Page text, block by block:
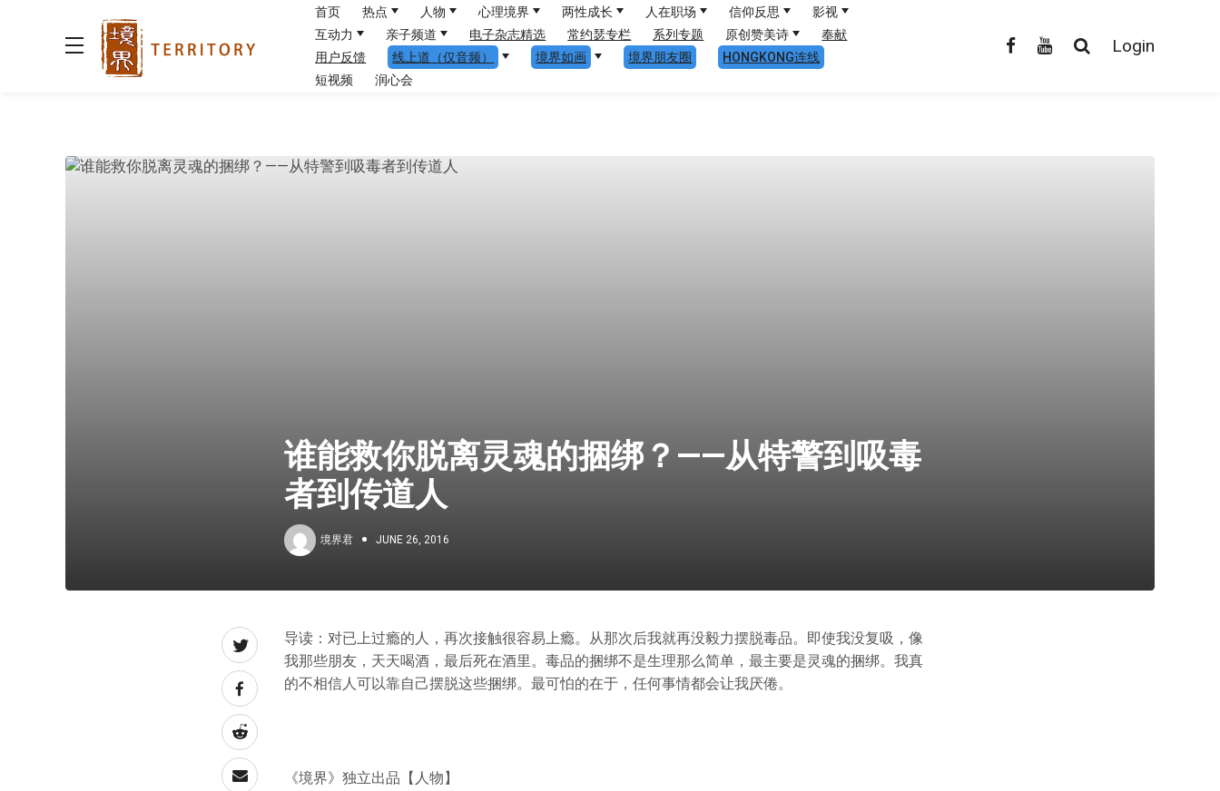
首页 热点 人物 心理境界 两性成长 人在职场 信仰反思
影视
互动力
亲子频道 电子杂志精选 常约瑟专栏 系列专题 原创赞美诗
奉献
用户反馈
线上道（仅音频） 境界如画 境界朋友圈
HONGKONG连线
短视频
润心会
Login
谁能救你脱离灵魂的捆绑？——从特警到吸毒
者到传道人
境界君 JUNE 26, 2016
导读：对已上过瘾的人，再次接触很容易上瘾。从那次后我就再没毅力摆脱毒品。即使我没复吸，像
我那些朋友，天天喝酒，最后死在酒里。毒品的捆绑不是生理那么简单，最主要是灵魂的捆绑。我真
的不相信人可以靠自己摆脱这些捆绑。最可怕的在于，任何事情都会让我厌倦。
《境界》独立出品【人物】